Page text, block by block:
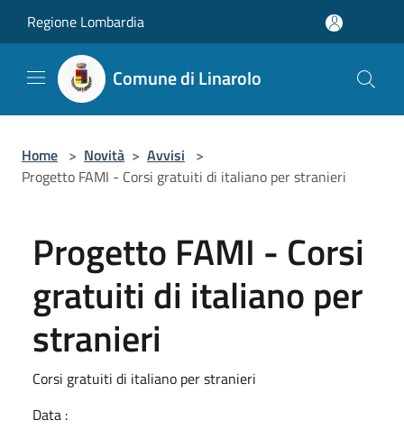
Regione Lombardia
Comune di Linarolo
Home > Novità > Avvisi >
Progetto FAMI - Corsi gratuiti di italiano per stranieri
Progetto FAMI - Corsi
gratuiti di italiano per
stranieri
Corsi gratuiti di italiano per stranieri
Data :